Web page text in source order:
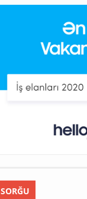
SORĞU